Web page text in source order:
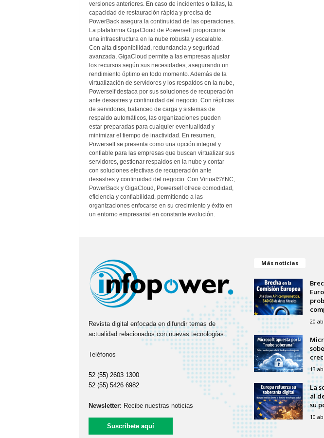
versiones anteriores. En caso de incidentes o fallas, la
capacidad de restauración rápida y precisa de
PowerBack asegura la continuidad de las operaciones.
La plataforma GigaCloud de Powerself proporciona
una infraestructura en la nube robusta y escalable.
Con alta disponibilidad, redundancia y seguridad
avanzada, GigaCloud permite a las empresas ajustar
los recursos según sus necesidades, asegurando un
rendimiento óptimo en todo momento. Además de la
virtualización de servidores y los respaldos en la nube,
Powerself destaca por sus soluciones de recuperación
ante desastres y continuidad del negocio. Con réplicas
de servidores, balanceo de carga y sistemas de
respaldo automáticos, las organizaciones pueden
estar preparadas para cualquier eventualidad y
minimizar el tiempo de inactividad. En resumen,
Powerself se presenta como una opción integral y
confiable para las empresas que buscan virtualizar sus
servidores, gestionar respaldos en la nube y contar
con soluciones efectivas de recuperación ante
desastres y continuidad del negocio. Con VirtualSYNC,
PowerBack y GigaCloud, Powerself ofrece comodidad,
eficiencia y confiabilidad, permitiendo a las
organizaciones enfocarse en su crecimiento y éxito en
un entorno empresarial en constante evolución.
Revista digital enfocada en difundir temas de
actualidad relacionados con nuevas tecnologías.
Teléfonos
52 (55) 2603 1300
52 (55) 5426 6982
Newsletter: Recibe nuestras noticias
Suscríbete aquí
Más noticias
20
13
La
al
su
10